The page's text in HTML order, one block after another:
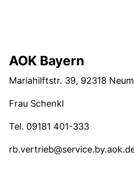
AOK Bayern
Mariahilftstr. 39, 92318
Frau Schenkl
Tel. 09181 401-333